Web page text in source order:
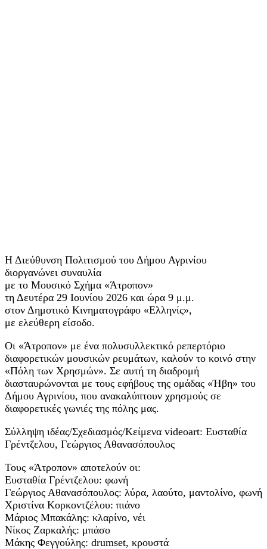
Η Διεύθυνση Πολιτισμού του Δήμου Αγρινίου
διοργανώνει συναυλία
με το Μουσικό Σχήμα «Άτροπον»
τη Δευτέρα 29 Ιουνίου 2026 και ώρα 9 μ.μ.
στον Δημοτικό Κινηματογράφο «Ελληνίς»,
με ελεύθερη είσοδο.
Οι «Άτροπον» με ένα πολυσυλλεκτικό ρεπερτόριο
διαφορετικών μουσικών ρευμάτων, καλούν το κοινό στην
«Πόλη των Χρησμών». Σε αυτή τη διαδρομή
διασταυρώνονται με τους εφήβους της ομάδας «Ήβη» του
Δήμου Αγρινίου, που ανακαλύπτουν χρησμούς σε
διαφορετικές γωνιές της πόλης μας.
Σύλληψη ιδέας/Σχεδιασμός/Κείμενα videoart: Ευσταθία
Γρέντζελου, Γεώργιος Αθανασόπουλος
Τους «Άτροπον» αποτελούν οι:
Ευσταθία Γρέντζελου: φωνή
Γεώργιος Αθανασόπουλος: λύρα, λαούτο, μαντολίνο, φωνή
Χριστίνα Κορκοντζέλου: πιάνο
Μάριος Μπακάλης: κλαρίνο, νέι
Νίκος Ζαρκαλής: μπάσο
Μάκης Φεγγούλης: drumset, κρουστά